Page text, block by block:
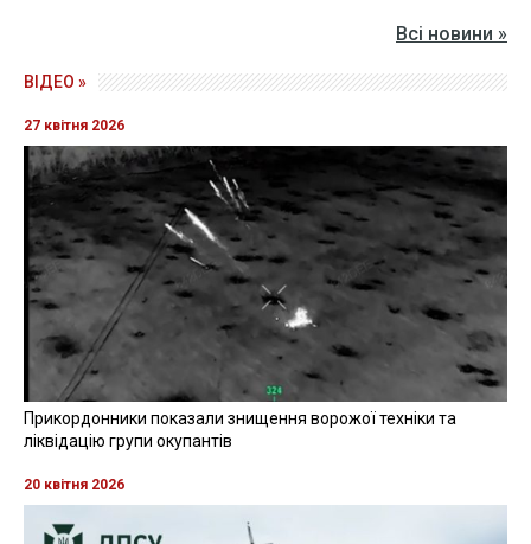
Всі новини »
ВІДЕО »
27 квітня 2026
Прикордонники показали знищення ворожої техніки та
ліквідацію групи окупантів
20 квітня 2026